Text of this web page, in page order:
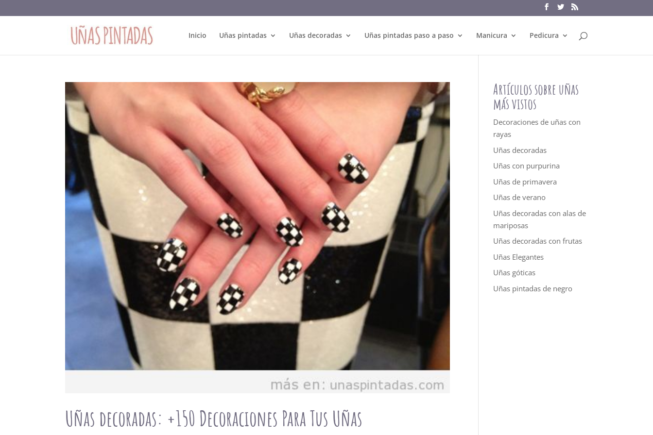
Inicio Uñas pintadas Uñas decoradas Uñas pintadas paso a paso Manicura Pedicura
Uñas decoradas: +150 Decoraciones Para Tus Uñas
Artículos sobre uñas
más vistos
Decoraciones de uñas con
rayas
Uñas decoradas
Uñas con purpurina
Uñas de primavera
Uñas de verano
Uñas decoradas con alas de
mariposas
Uñas decoradas con frutas
Uñas Elegantes
Uñas góticas
Uñas pintadas de negro